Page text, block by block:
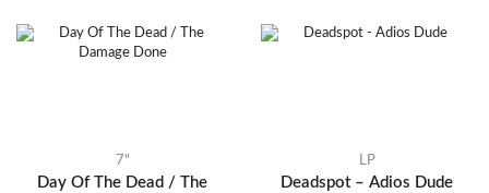
7"
Day Of The Dead / The
LP
Deadspot – Adios Dude